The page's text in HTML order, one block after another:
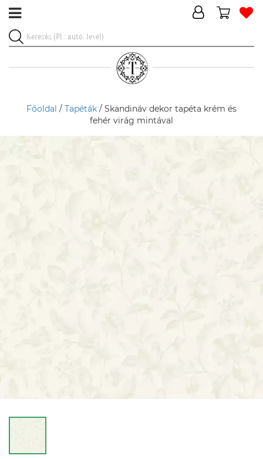
Főoldal / Tapéták / Skandináv dekor tapéta krém és
fehér virág mintával